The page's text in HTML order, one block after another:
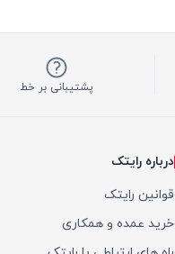
پشتیبانی بر خط
درباره رایتک
قوانین رایتک
خرید عمده و همکاری